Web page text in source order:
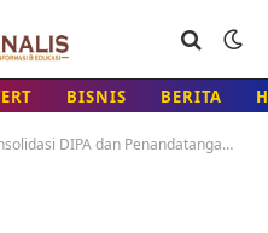
BISNIS BERITA
Perjanjian Kinerja TA 2026 di Polda Sulsel